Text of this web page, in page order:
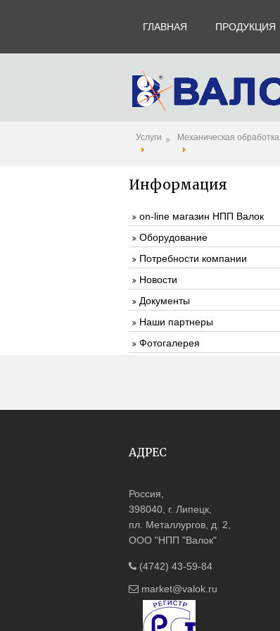
ГЛАВНАЯ ПРОДУКЦИЯ
Услуги Механическая обработка
Информация
on-line магазин НПП Валок
Оборудование
Потребности компании
Новости
Документы
Наши партнеры
Фотогалерея
АДРЕС
Россия,
398040, г. Липецк,
пл. Металлургов, д. 2,
ООО "НПП "Валок"
(4742) 43-59-84
market@valok.ru